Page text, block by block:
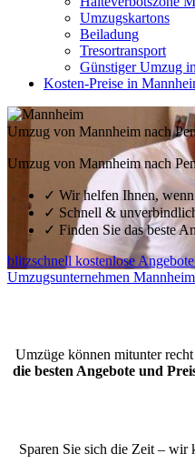
Umzugskartons
Beiladung
Tresortransport
Günstiger Umzug
Kosten-Preise in
Umzug von Mannheim nach
Umzug von Mannheim nach
✓ Wir helfen Ihnen,
✓ Schnell &
✓ Finden Sie das beste
blitzschnell kostenlose
Umzugsunternehmen Mannheim
Umzüge können mitunter
die besten Angebote und
Sparen Sie sich die Zeit – wir